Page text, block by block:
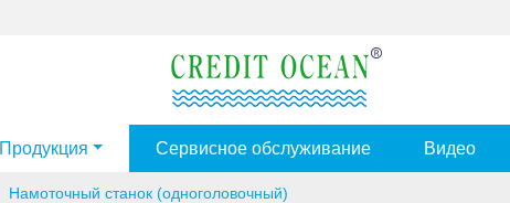
Продукция Сервисное обслуживание Видео
Намоточный станок (одноголовочный)